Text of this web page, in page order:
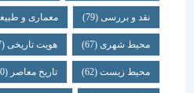
نقد و بررسی (79) معماری و طبیعت (71)
محیط شهری(67) هویت تاریخی(67)
محیط زیست(62) تاریخ معاصر(60)